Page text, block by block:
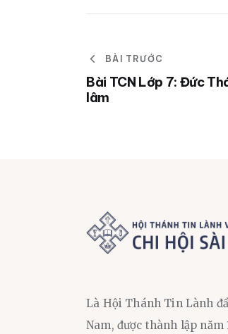
BÀI TRƯỚC
Bài TCN Lớp 7: Đức
lâm
Là Hội Thánh Tin Lành
Nam, được thành lập năm